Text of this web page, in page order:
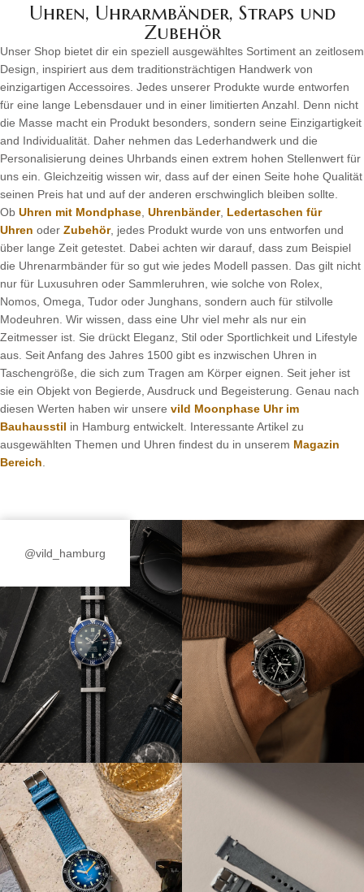
Uhren, Uhrarmbänder, Straps und
Zubehör
Unser Shop bietet dir ein speziell ausgewähltes Sortiment an zeitlosem
Design, inspiriert aus dem traditionsträchtigen Handwerk von
einzigartigen Accessoires. Jedes unserer Produkte wurde entworfen
für eine lange Lebensdauer und in einer limitierten Anzahl. Denn nicht
die Masse macht ein Produkt besonders, sondern seine Einzigartigkeit
and Individualität. Daher nehmen das Lederhandwerk und die
Personalisierung deines Uhrbands einen extrem hohen Stellenwert für
uns ein. Gleichzeitig wissen wir, dass auf der einen Seite hohe Qualität
seinen Preis hat und auf der anderen erschwinglich bleiben sollte.
Ob Uhren mit Mondphase, Uhrenbänder, Ledertaschen für
Uhren oder Zubehör, jedes Produkt wurde von uns entworfen und
über lange Zeit getestet. Dabei achten wir darauf, dass zum Beispiel
die Uhrenarmbänder für so gut wie jedes Modell passen. Das gilt nicht
nur für Luxusuhren oder Sammleruhren, wie solche von Rolex,
Nomos, Omega, Tudor oder Junghans, sondern auch für stilvolle
Modeuhren. Wir wissen, dass eine Uhr viel mehr als nur ein
Zeitmesser ist. Sie drückt Eleganz, Stil oder Sportlichkeit und Lifestyle
aus. Seit Anfang des Jahres 1500 gibt es inzwischen Uhren in
Taschengröße, die sich zum Tragen am Körper eignen. Seit jeher ist
sie ein Objekt von Begierde, Ausdruck und Begeisterung. Genau nach
diesen Werten haben wir unsere vild Moonphase Uhr im
Bauhausstil in Hamburg entwickelt. Interessante Artikel zu
ausgewählten Themen und Uhren findest du in unserem Magazin
Bereich.
@vild_hamburg